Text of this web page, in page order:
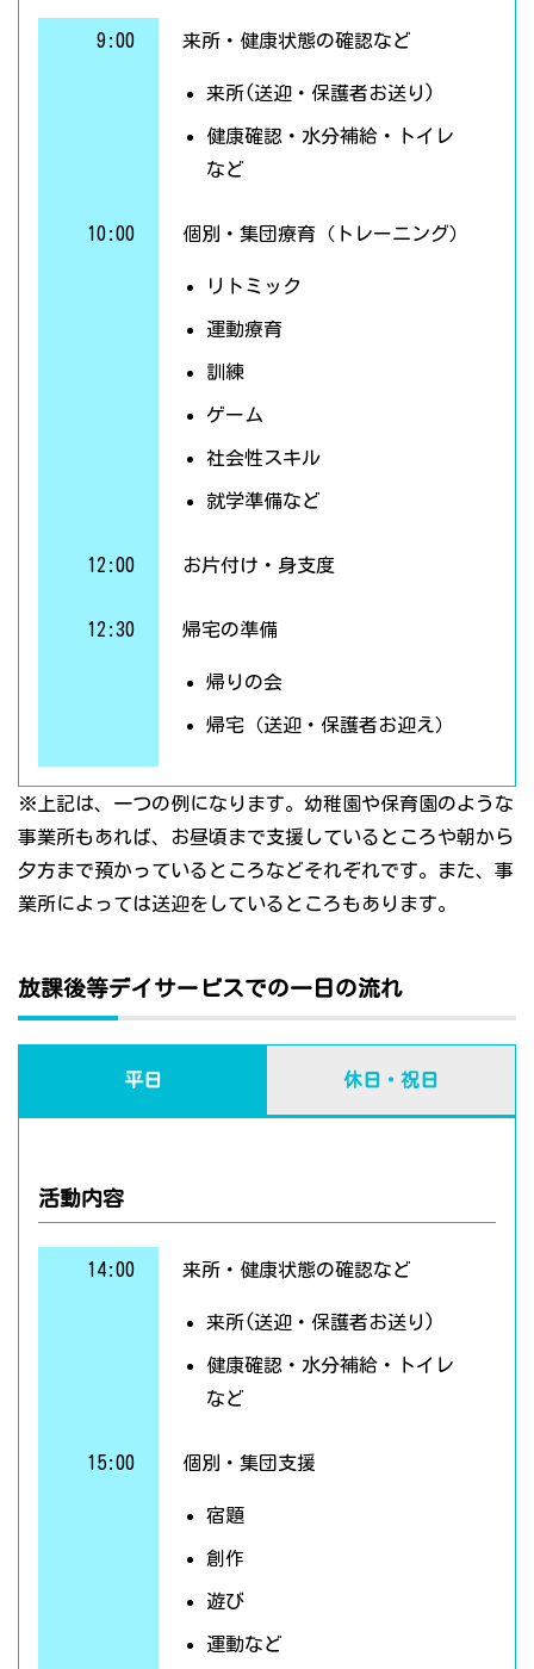
9:00 来所・健康状態の確認など
来所(送迎・保護者お送り)
健康確認・水分補給・トイレ
など
10:00 個別・集団療育（トレーニング）
リトミック
運動療育
訓練
ゲーム
社会性スキル
就学準備など
12:00 お片付け・身支度
12:30 帰宅の準備
帰りの会
帰宅（送迎・保護者お迎え）
※上記は、一つの例になります。幼稚園や保育園のような
事業所もあれば、お昼頃まで支援しているところや朝から
夕方まで預かっているところなどそれぞれです。また、事
業所によっては送迎をしているところもあります。
放課後等デイサービスでの一日の流れ
平日 休日・祝日
活動内容
14:00 来所・健康状態の確認など
来所(送迎・保護者お送り)
健康確認・水分補給・トイレ
など
15:00 個別・集団支援
宿題
創作
遊び
運動など